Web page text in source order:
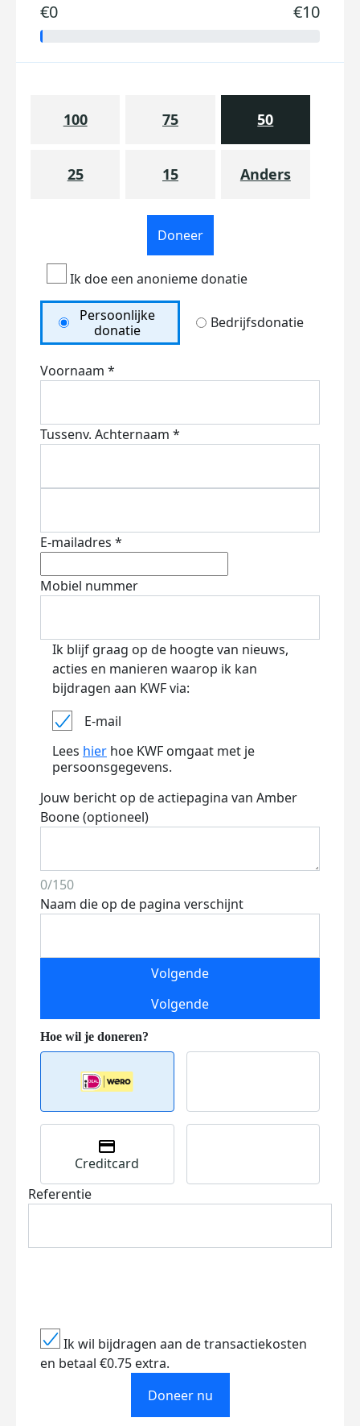
€0 €10
100 75 50
25 15 Anders
Doneer
Ik doe een anonieme donatie
Persoonlijke
donatie
Bedrijfsdonatie
Voornaam *
Tussenv. Achternaam *
E-mailadres *
Mobiel nummer
Ik blijf graag op de hoogte van nieuws,
acties en manieren waarop ik kan
bijdragen aan KWF via:
E-mail
Lees hier hoe KWF omgaat met je
persoonsgegevens.
Jouw bericht op de actiepagina van Amber
Boone (optioneel)
0/150
Naam die op de pagina verschijnt
Volgende
Volgende
Creditcard
Referentie
Ik wil bijdragen aan de transactiekosten
en betaal €0.75 extra.
Doneer nu